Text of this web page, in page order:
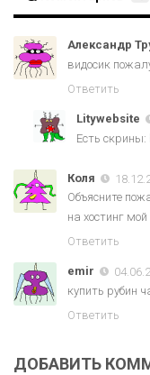
Александр
видосик
Ответить
Litywebsite
Есть скрины:
Коля
Объясните
на хостинг
Ответить
emir
купить рубин
Ответить
ДОБАВИТЬ